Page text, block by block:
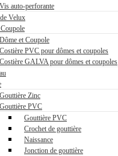
Vis auto-perforante
Velux
Dôme et Coupole
Costière PVC pour dômes et coupoles
Costière GALVA pour dômes et coupoles
Gouttière Zinc
Gouttière PVC
Gouttière PVC
Crochet de gouttière
Naissance
Jonction de gouttière